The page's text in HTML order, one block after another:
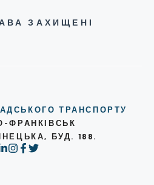
ЗАХИЩЕНІ
ТРАНСПОРТУ
ФРАНКІВСЬК
БУД. 188.